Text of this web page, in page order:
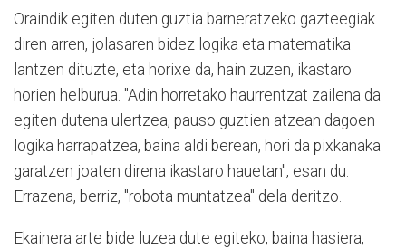
Oraindik egiten duten guztia barneratzeko gazteegiak
diren arren, jolasaren bidez logika eta matematika
lantzen dituzte, eta horixe da, hain zuzen, ikastaro
horien helburua. "Adin horretako haurrentzat zailena da
egiten dutena ulertzea, pauso guztien atzean dagoen
logika harrapatzea, baina aldi berean, hori da pixkanaka
garatzen joaten direna ikastaro hauetan", esan du.
Errazena, berriz, "robota muntatzea" dela deritzo.
Ekainera arte bide luzea dute egiteko, baina hasiera,